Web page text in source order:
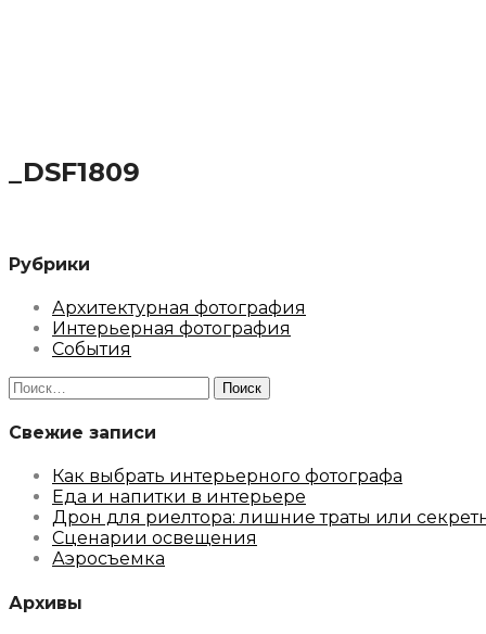
_DSF1809
Рубрики
Архитектурная фотография
Интерьерная фотография
События
Найти:
Свежие записи
Как выбрать интерьерного фотографа
Еда и напитки в интерьере
Дрон для риелтора: лишние траты или
Сценарии освещения
Аэросъемка
Архивы